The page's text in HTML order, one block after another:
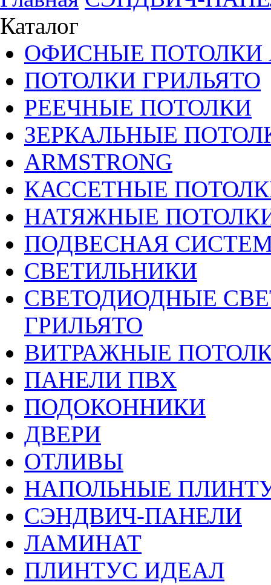
Каталог
ОФИСНЫЕ ПОТОЛКИ
ПОТОЛКИ ГРИЛЬЯТО
РЕЕЧНЫЕ ПОТОЛКИ
ЗЕРКАЛЬНЫЕ
ARMSTRONG
КАССЕТНЫЕ
НАТЯЖНЫЕ
ПОДВЕСНАЯ
СВЕТИЛЬНИКИ
CВЕТОДИОДНЫЕ
ГРИЛЬЯТО
ВИТРАЖНЫЕ
ПАНЕЛИ ПВХ
ПОДОКОННИКИ
ДВЕРИ
ОТЛИВЫ
НАПОЛЬНЫЕ
СЭНДВИЧ-ПАНЕЛИ
ЛАМИНАТ
ПЛИНТУС ИДЕАЛ